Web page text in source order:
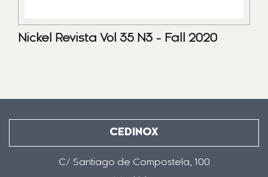
Nickel Revista Vol 35 N3 - Fall 2020
CEDINOX
C/ Santiago de Compostela, 100